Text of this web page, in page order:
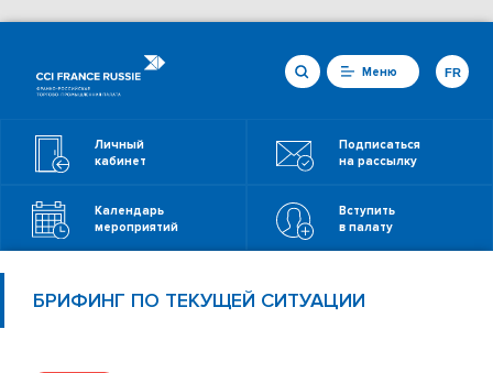
Меню
Личный
кабинет
Подписаться
на рассылку
Календарь
мероприятий
Вступить
в палату
FR
БРИФИНГ ПО ТЕКУЩЕЙ СИТУАЦИИ